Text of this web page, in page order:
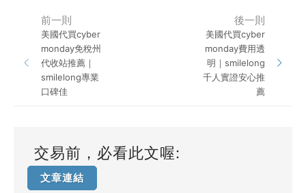
前一則
美國代買cyber
monday免稅州
代收站推薦｜
smilelong專業
口碑佳
後一則
美國代買cyber
monday費用透
明｜smilelong
千人實證安心推
薦
交易前，必看此文喔:
文章連結